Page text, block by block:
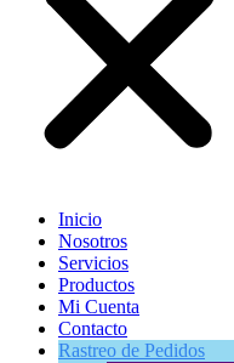
Inicio
Nosotros
Servicios
Productos
Mi Cuenta
Contacto
Rastreo de Pedidos